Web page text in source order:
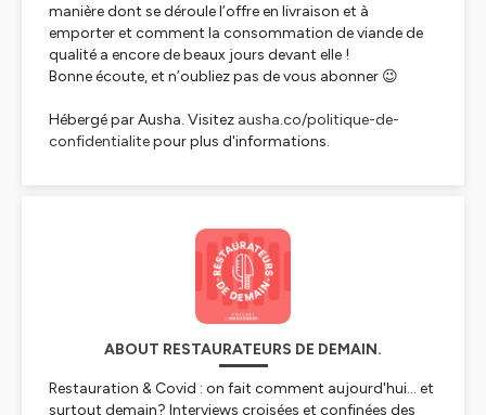
manière dont se déroule l’offre en livraison et à
emporter et comment la consommation de viande de
qualité a encore de beaux jours devant elle !
Bonne écoute, et n’oubliez pas de vous abonner 😉
Hébergé par Ausha. Visitez ausha.co/politique-de-
confidentialitepour plus d'informations.
ABOUT RESTAURATEURS DE DEMAIN.
Restauration & Covid : on fait comment aujourd'hui... et
surtout demain? Interviews croisées et confinées des